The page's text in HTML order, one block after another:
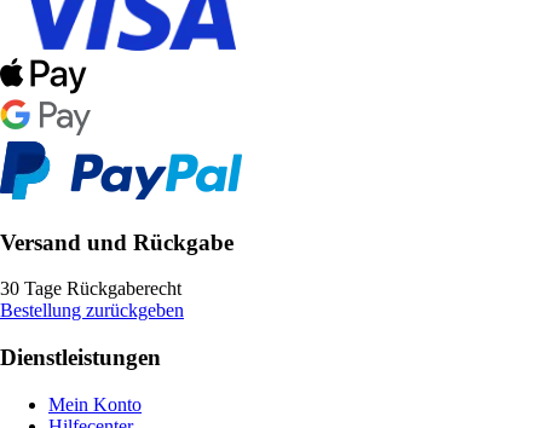
Versand und Rückgabe
30 Tage Rückgaberecht
Bestellung zurückgeben
Dienstleistungen
Mein Konto